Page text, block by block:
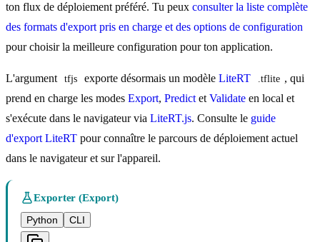
ton flux de déploiement préféré. Tu peux consulter la liste complète
des formats d'export pris en charge et des options de configuration
pour choisir la meilleure configuration pour ton application.
L'argument tfjs exporte désormais un modèle LiteRT .tflite , qui
prend en charge les modes Export, Predict et Validate en local et
s'exécute dans le navigateur via LiteRT.js. Consulte le guide
d'export LiteRT pour connaître le parcours de déploiement actuel
dans le navigateur et sur l'appareil.
Exporter (Export)
Python
CLI